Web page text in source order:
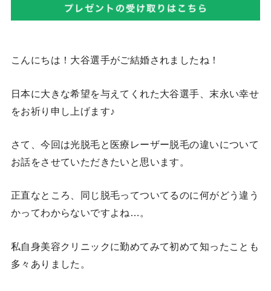
こんにちは！大谷選手がご結婚されましたね！
日本に大きな希望を与えてくれた大谷選手、末永い幸せ
をお祈り申し上げます♪
さて、今回は光脱毛と医療レーザー脱毛の違いについて
お話をさせていただきたいと思います。
正直なところ、同じ脱毛ってついてるのに何がどう違う
かってわからないですよね…。
私自身美容クリニックに勤めてみて初めて知ったことも
多々ありました。